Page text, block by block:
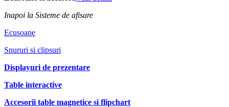
Inapoi la Sisteme de afisare
Ecusoane
Snururi si clipsuri
Displayuri de prezentare
Table interactive
Accesorii table magnetice si flipchart